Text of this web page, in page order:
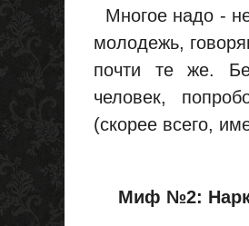
Многое надо -
молодежь,
почти те же.
человек,
(скорее всего,
Миф №2: